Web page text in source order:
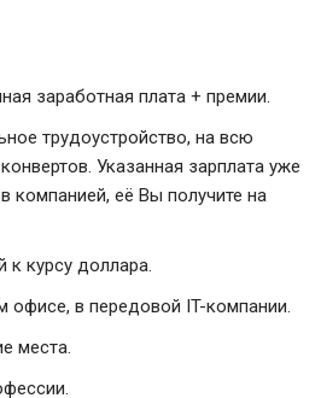
заработная плата + премии.
трудоустройство, на всю
Указанная зарплата уже
компанией, её Вы получите на
к курсу доллара.
офисе, в передовой IT-компании.
места.